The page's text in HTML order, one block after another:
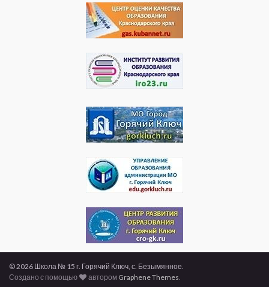
© 2026 Школа № 15 г. Горячий Ключ, с. Безымянное.
Создано с помощью
автором Graphene Themes.